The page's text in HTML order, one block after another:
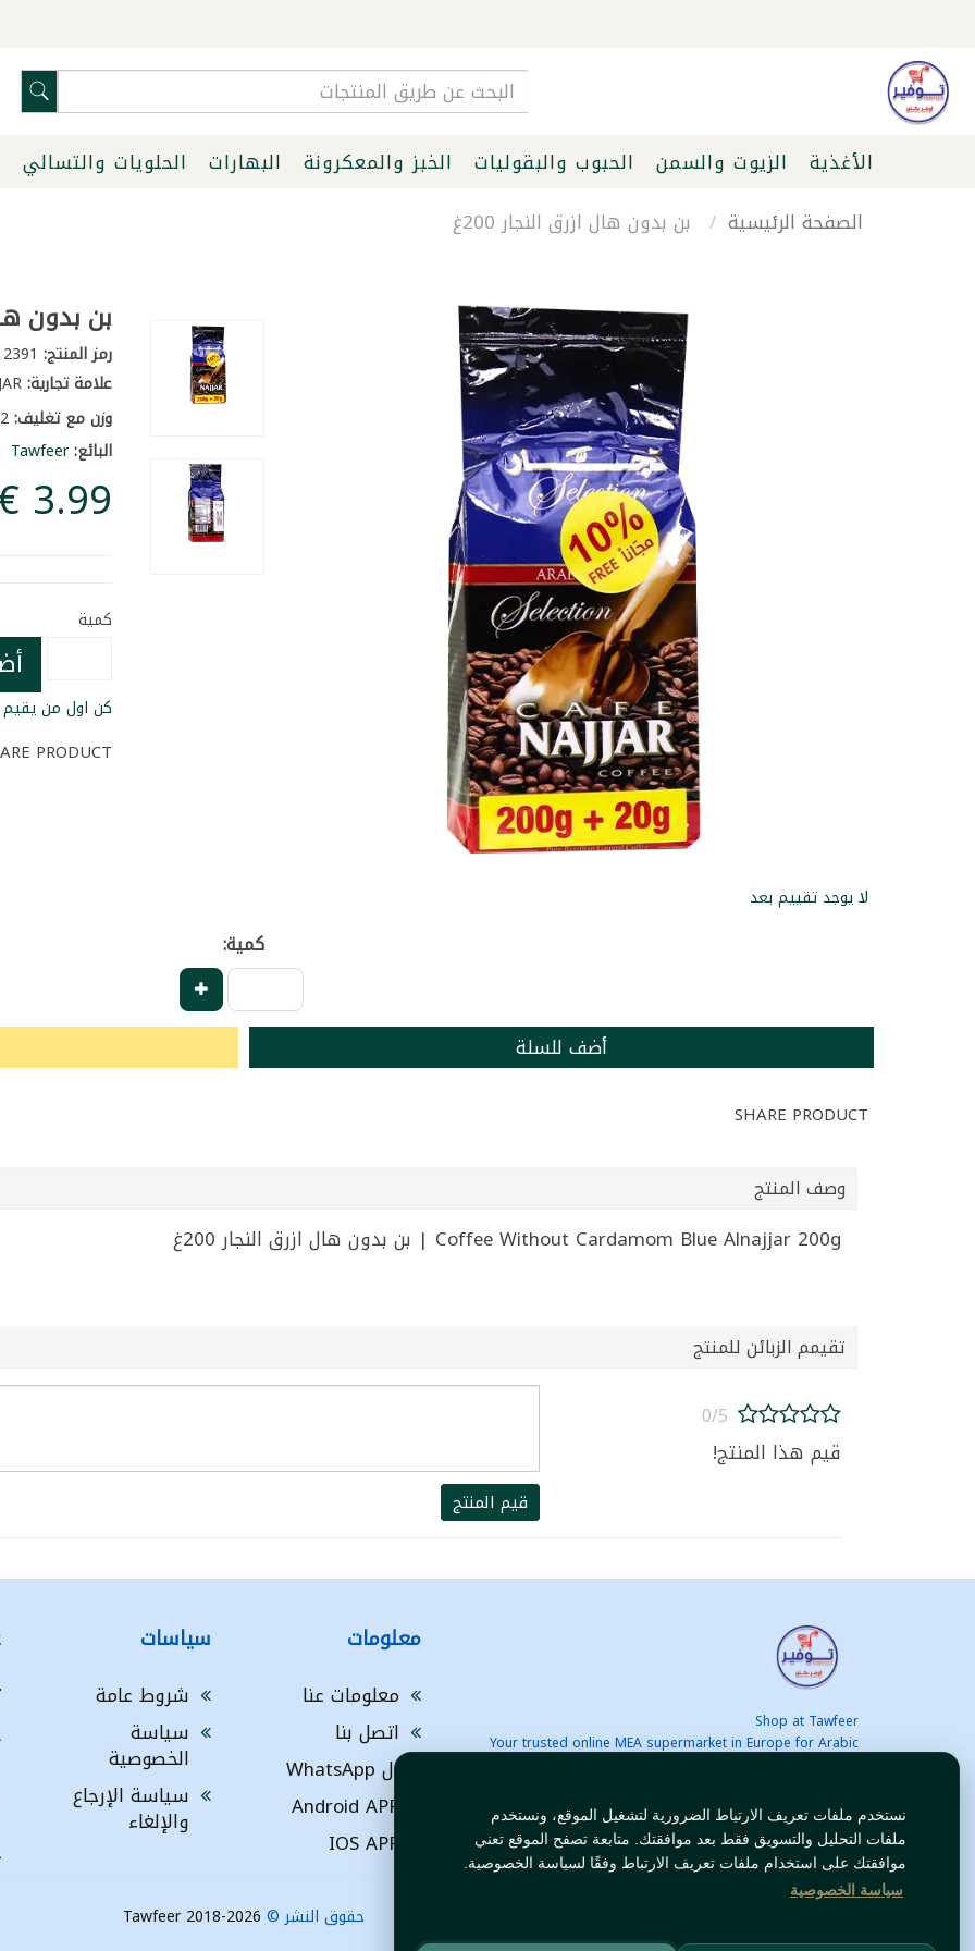
نستخدم ملفات تعريف الارتباط الضرورية لتشغيل الموقع، ونستخدم
ملفات التحليل والتسويق فقط بعد موافقتك. متابعة تصفح الموقع تعني
موافقتك على استخدام ملفات تعريف الارتباط وفقًا لسياسة الخصوصية.
سياسة الخصوصية
الأغذية الزيوت والسمن الحبوب والبقوليات الخبز والمعكرونة البهارات الحلويات والتسالي
الصفحة الرئيسية
بن بدون هال ازرق النجار 200غ
بن بدون هال
رمز المنتج:2391
علامة تجارية:NAJJAR
وزن مع تغليف:0.22 كغ
البائع:Tawfeer
كمية
كن اول من يقيم
PRODUCT
لا يوجد تقييم بعد
كمية:
أضف للسلة
SHARE PRODUCT
وصف المنتج
Coffee Without Cardamom Blue Alnajjar 200g | بن بدون هال ازرق النجار 200غ
تقيمم الزبائن للمنتج
0/5
قيم هذا المنتج!
قيم المنتج
Shop at Tawfeer
Your trusted online MEA supermarket in Europe for Arabic
معلومات
معلومات عنا
اتصل بنا
ال WhatsApp
Android APP
IOS APP
سياسات
شروط عامة
سياسة
الخصوصية
سياسة الإرجاع
والإلغاء
حقوق النشر © Tawfeer 2018-2026